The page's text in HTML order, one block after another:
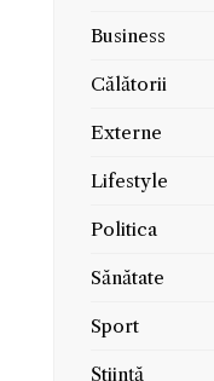
Business
Călătorii
Externe
Lifestyle
Politica
Sănătate
Sport
Știință